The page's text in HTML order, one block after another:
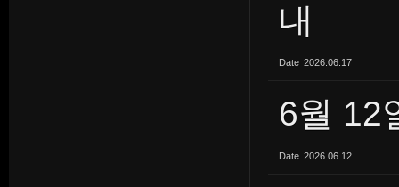
내
Date 2026.06.17
6월 12
Date 2026.06.12